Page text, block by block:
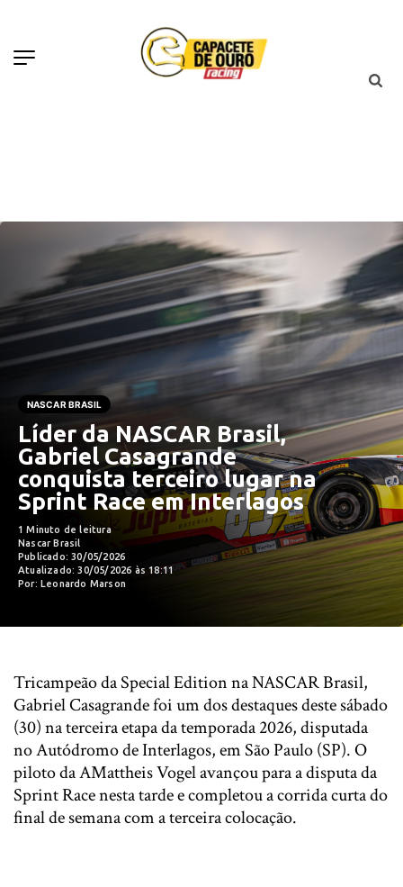
NASCAR BRASIL
Líder da NASCAR Brasil,
Gabriel Casagrande
conquista terceiro lugar na
Sprint Race em Interlagos
1 Minuto de leitura
Nascar Brasil
Publicado: 30/05/2026
Atualizado: 30/05/2026 às 18:11
Por: Leonardo Marson
Tricampeão da Special Edition na NASCAR Brasil,
Gabriel Casagrande foi um dos destaques deste sábado
(30) na terceira etapa da temporada 2026, disputada
no Autódromo de Interlagos, em São Paulo (SP). O
piloto da AMattheis Vogel avançou para a disputa da
Sprint Race nesta tarde e completou a corrida curta do
final de semana com a terceira colocação.